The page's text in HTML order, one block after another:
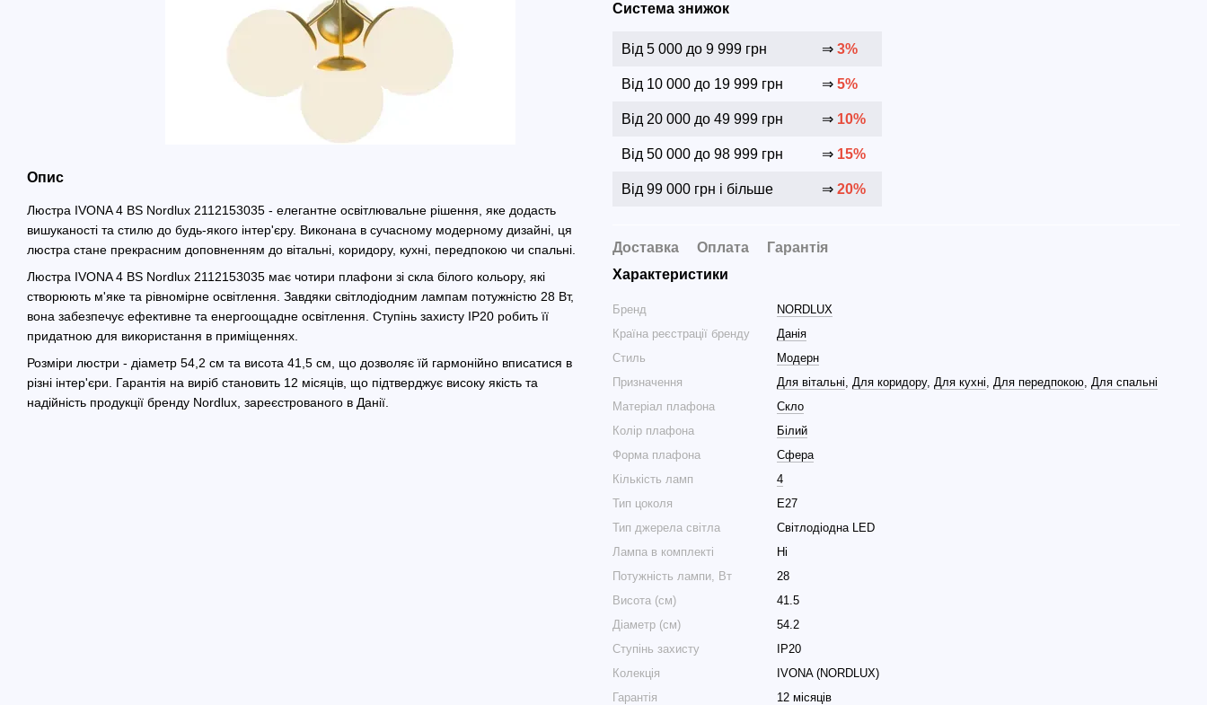
Опис
Люстра IVONA 4 BS Nordlux 2112153035 - елегантне освітлювальне рішення, яке додасть
вишуканості та стилю до будь-якого інтер'єру. Виконана в сучасному модерному дизайні, ця
люстра стане прекрасним доповненням до вітальні, коридору, кухні, передпокою чи спальні.
Люстра IVONA 4 BS Nordlux 2112153035 має чотири плафони зі скла білого кольору, які
створюють м'яке та рівномірне освітлення. Завдяки світлодіодним лампам потужністю 28 Вт,
вона забезпечує ефективне та енергоощадне освітлення. Ступінь захисту IP20 робить її
придатною для використання в приміщеннях.
Розміри люстри - діаметр 54,2 см та висота 41,5 см, що дозволяє їй гармонійно вписатися в
різні інтер'єри. Гарантія на виріб становить 12 місяців, що підтверджує високу якість та
надійність продукції бренду Nordlux, зареєстрованого в Данії.
Система знижок
Від 5 000 до 9 999 грн ⇒ 3%
Від 10 000 до 19 999 грн ⇒ 5%
Від 20 000 до 49 999 грн ⇒ 10%
Від 50 000 до 98 999 грн ⇒ 15%
Від 99 000 грн і більше ⇒ 20%
Доставка Оплата
Гарантія
Характеристики
Бренд
NORDLUX
Країна реєстрації бренду
Данія
Стиль
Модерн
Призначення
Для вітальні, Для коридору, Для кухні, Для передпокою, Для спальні
Матеріал плафона
Скло
Колір плафона
Білий
Форма плафона
Сфера
Кількість ламп
4
Тип цоколя
E27
Тип джерела світла
Світлодіодна LED
Лампа в комплекті
Ні
Потужність лампи, Вт
28
Висота (см)
41.5
Діаметр (см)
54.2
Ступінь захисту
IP20
Колекція
IVONA (NORDLUX)
Гарантія
12 місяців